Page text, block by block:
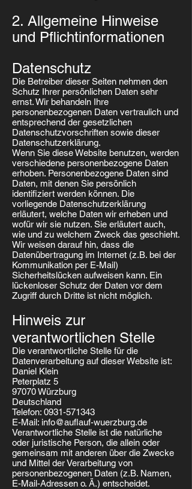
2. Allgemeine Hinweise
und Pflichtinformationen
Datenschutz
Die Betreiber dieser Seiten nehmen den
Schutz Ihrer persönlichen Daten sehr
ernst. Wir behandeln Ihre
personenbezogenen Daten vertraulich und
entsprechend der gesetzlichen
Datenschutzvorschriften sowie dieser
Datenschutzerklärung.
Wenn Sie diese Website benutzen, werden
verschiedene personenbezogene Daten
erhoben. Personenbezogene Daten sind
Daten, mit denen Sie persönlich
identifiziert werden können. Die
vorliegende Datenschutzerklärung
erläutert, welche Daten wir erheben und
wofür wir sie nutzen. Sie erläutert auch,
wie und zu welchem Zweck das geschieht.
Wir weisen darauf hin, dass die
Datenübertragung im Internet (z.B. bei der
Kommunikation per E-Mail)
Sicherheitslücken aufweisen kann. Ein
lückenloser Schutz der Daten vor dem
Zugriff durch Dritte ist nicht möglich.
Hinweis zur
verantwortlichen Stelle
Die verantwortliche Stelle für die
Datenverarbeitung auf dieser Website ist:
Daniel Klein
Peterplatz 5
97070 Würzburg
Deutschland
Telefon: 0931-571343
E-Mail: info@auflauf-wuerzburg.de
Verantwortliche Stelle ist die natürliche
oder juristische Person, die allein oder
gemeinsam mit anderen über die Zwecke
und Mittel der Verarbeitung von
personenbezogenen Daten (z.B. Namen,
E-Mail-Adressen o. Ä.) entscheidet.